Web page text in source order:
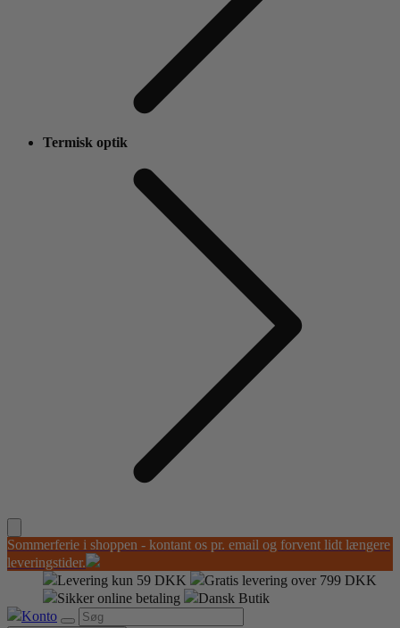
Termisk optik
Sommerferie i shoppen - kontant os pr. email og forvent lidt længere
leveringstider.
Levering kun 59 DKK
Gratis levering over 799 DKK
Sikker online betaling
Dansk Butik
Konto